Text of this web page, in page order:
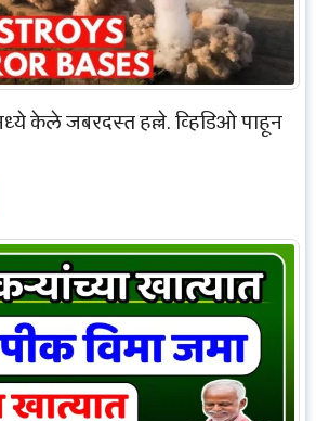
केले जबरदस्त हल्ले. व्हिडिओ पाहून